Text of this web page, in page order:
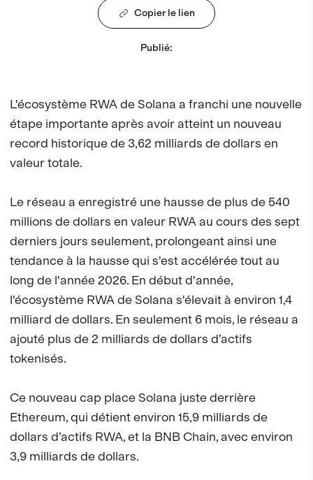
Copier le lien
Publié:
L'écosystème RWA de Solana a franchi une nouvelle
étape importante après avoir atteint un nouveau
record historique de 3,62 milliards de dollars en
valeur totale.
Le réseau a enregistré une hausse de plus de 540
millions de dollars en valeur RWA au cours des sept
derniers jours seulement, prolongeant ainsi une
tendance à la hausse qui s'est accélérée tout au
long de l'année 2026. En début d'année,
l'écosystème RWA de Solana s'élevait à environ 1,4
milliard de dollars. En seulement 6 mois, le réseau a
ajouté plus de 2 milliards de dollars d’actifs
tokenisés.
Ce nouveau cap place Solana juste derrière
Ethereum, qui détient environ 15,9 milliards de
dollars d’actifs RWA, et la BNB Chain, avec environ
3,9 milliards de dollars.